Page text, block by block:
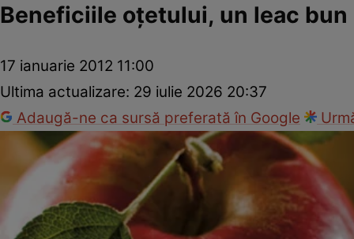
Beneficiile oţetului, un leac
17 ianuarie 2012 11:00
Ultima actualizare: 29 iulie 2026 20:37
Adaugă-ne ca sursă preferată în Google